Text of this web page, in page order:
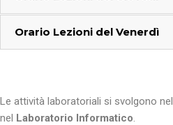
Orario Lezioni del Venerdì
Le attività laboratoriali si svolgono nel
nel Laboratorio Informatico.